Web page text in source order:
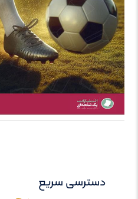
دسترسی سریع